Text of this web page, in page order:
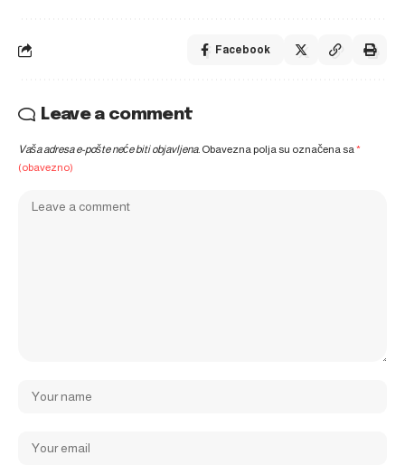
Facebook
Leave a comment
Vaša adresa e-pošte neće biti objavljena. Obavezna polja su označena sa*
(obavezno)